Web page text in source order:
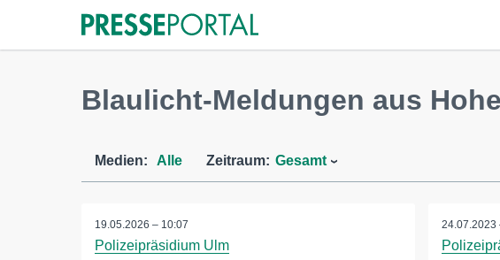
Blaulicht-Meldungen aus
Medien: Alle Zeitraum: Gesamt
19.05.2026 – 10:07
Polizeipräsidium Ulm
24.07.2023